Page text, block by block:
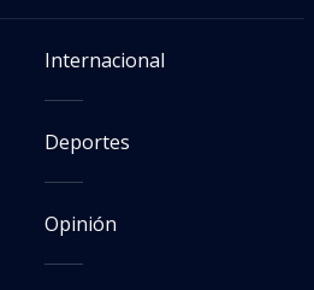
Internacional
Deportes
Opinión